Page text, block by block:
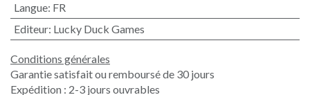
Langue: FR
Editeur: Lucky Duck Games
Conditions générales
Garantie satisfait ou remboursé de 30 jours
Expédition : 2-3 jours ouvrables